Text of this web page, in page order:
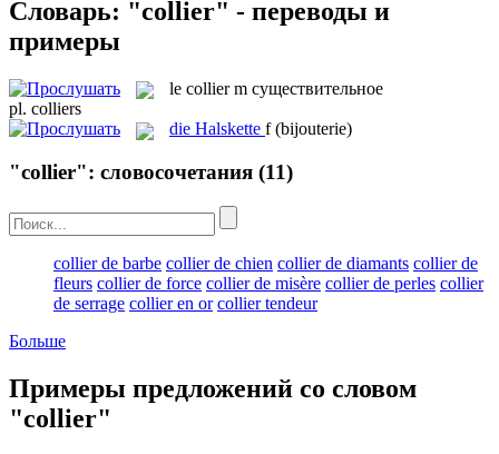
Словарь: "collier" - переводы и
примеры
le collier m существительное
pl. colliers
die Halskette f (bijouterie)
"collier": словосочетания (11)
collier de barbe collier de chien collier de diamants collier de
fleurs collier de force collier de misère collier de perles collier
de serrage collier en or collier tendeur
Больше
Примеры предложений со словом
"collier"